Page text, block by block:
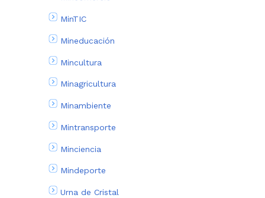
MinTIC
Mineducación
Mincultura
Minagricultura
Minambiente
Mintransporte
Minciencia
Mindeporte
Urna de Cristal